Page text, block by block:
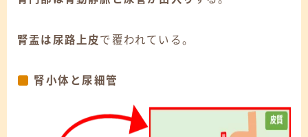
腎盂は尿路上皮で覆われている。
腎小体と尿細管